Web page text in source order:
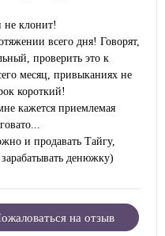
не клонит!
всего дня! Говорят,
проверить это к
месяц, привыканиях не
короткий!
кажется приемлемая
и продавать Тайгу,
денюжку)
на отзыв